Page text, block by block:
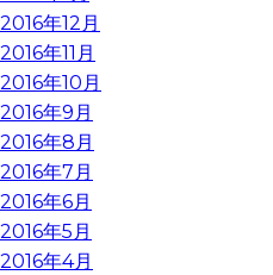
2016年12月
2016年11月
2016年10月
2016年9月
2016年8月
2016年7月
2016年6月
2016年5月
2016年4月